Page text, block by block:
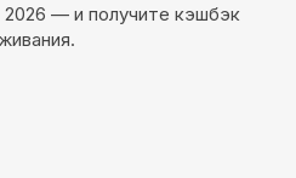
2026 — и получите кэшбэк